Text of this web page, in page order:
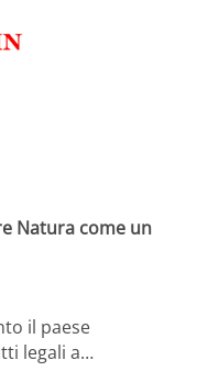
Natura come un
il paese
legali a…